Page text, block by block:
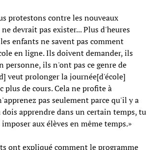
protestons contre les nouveaux
devrait pas exister... Plus d'heures
enfants ne savent pas comment
en ligne. Ils doivent demander, ils
personne, ils n'ont pas ce genre de
veut prolonger la journée[d'école]
plus de cours. Cela ne profite à
pas seulement parce qu'il y a
dois apprendre dans un certain temps, tu
aux élèves en même temps.»
ont expliqué comment le programme